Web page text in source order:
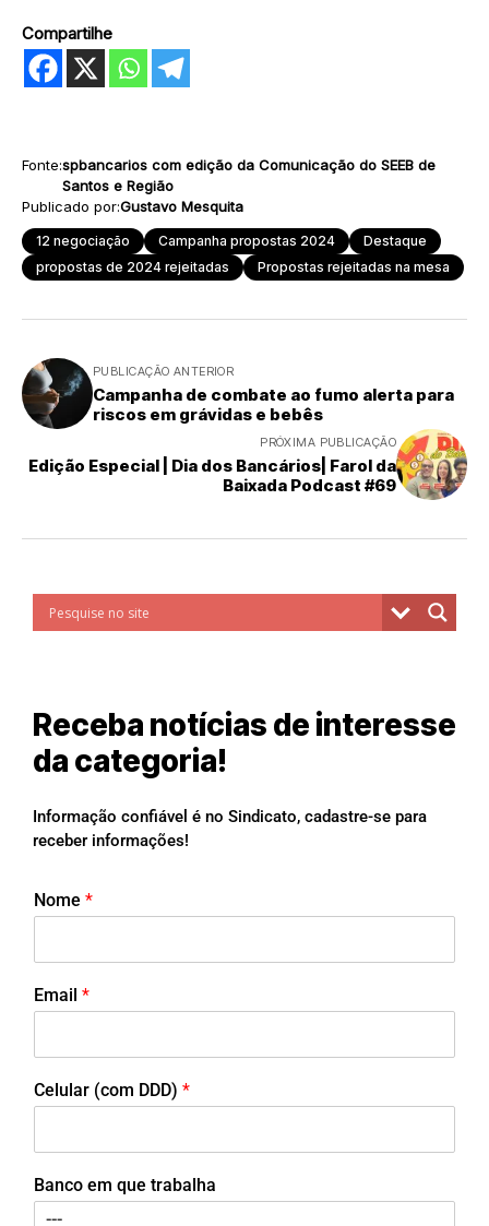
Compartilhe
Fonte:spbancarios com edição da Comunicação do SEEB de
Santos e Região
Publicado por:Gustavo Mesquita
12 negociação Campanha propostas 2024
Destaque
propostas de 2024 rejeitadas
Propostas rejeitadas na mesa
PUBLICAÇÃO ANTERIOR
Campanha de combate ao fumo alerta para
riscos em grávidas e bebês
PRÓXIMA PUBLICAÇÃO
Edição Especial | Dia dos Bancários| Farol da
Baixada Podcast #69
Receba notícias de interesse
da categoria!
Informação confiável é no Sindicato, cadastre-se para
receber informações!
Nome *
Email *
Celular (com DDD) *
Banco em que trabalha